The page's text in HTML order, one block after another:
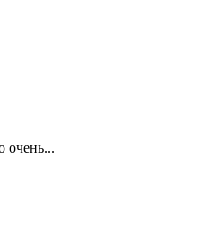
очень...